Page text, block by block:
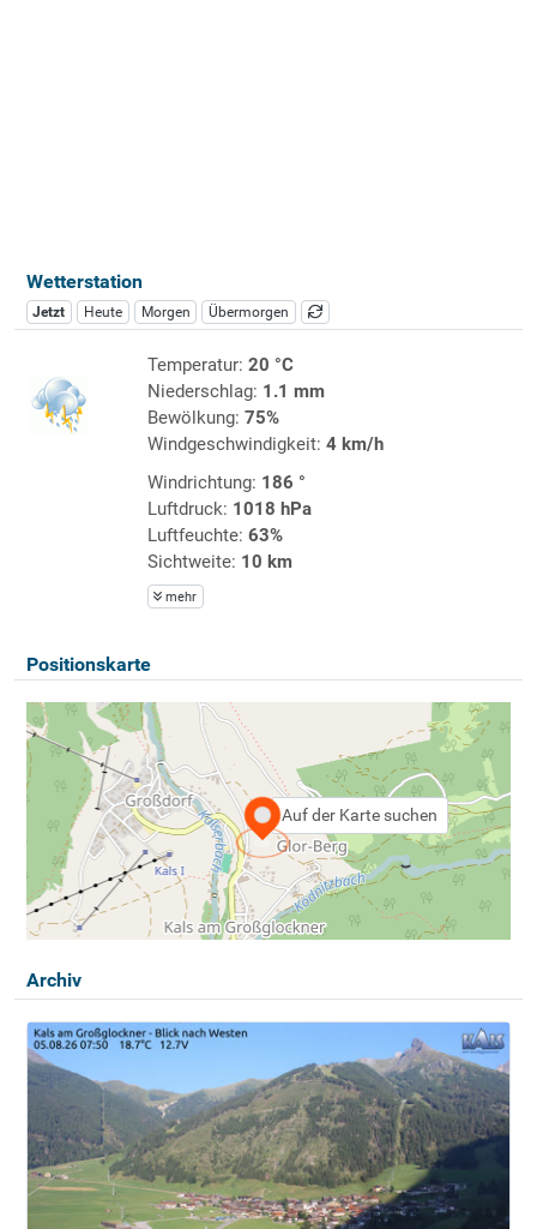
Wetterstation
Jetzt Heute Morgen Übermorgen
Temperatur: 20 °C
Niederschlag: 1.1 mm
Bewölkung: 75%
Windgeschwindigkeit: 4 km/h
Windrichtung: 186 °
Luftdruck: 1018 hPa
Luftfeuchte: 63%
Sichtweite: 10 km
mehr
Positionskarte
Auf der Karte suchen
Archiv